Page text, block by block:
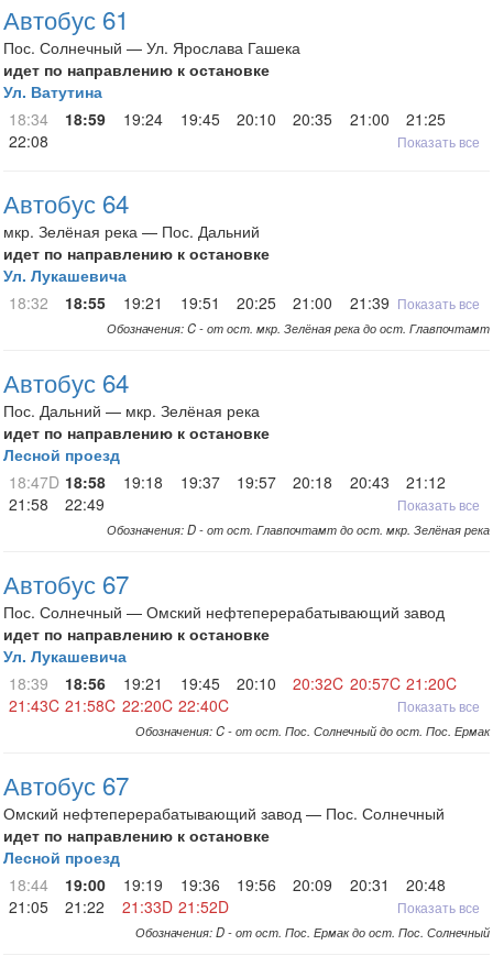
Автобус 61
Пос. Солнечный — Ул. Ярослава Гашека
идет по направлению к остановке
Ул. Ватутина
18:34
18:59 19:24 19:45 20:10 20:35 21:00
21:25
22:08
Показать все
Автобус 64
мкр. Зелёная река — Пос. Дальний
идет по направлению к остановке
Ул. Лукашевича
18:32
18:55 19:21 19:51 20:25 21:00 21:39 Показать все
Обозначения: C - от ост. мкр. Зелёная река до ост. Главпочтамт
Автобус 64
Пос. Дальний — мкр. Зелёная река
идет по направлению к остановке
Лесной проезд
18:47D 18:58 19:18 19:37 19:57 20:18 20:43
21:12
21:58
22:49 Показать все
Обозначения: D - от ост. Главпочтамт до ост. мкр. Зелёная река
Автобус 67
Пос. Солнечный — Омский нефтеперерабатывающий завод
идет по направлению к остановке
Ул. Лукашевича
18:39
18:56 19:21 19:45 20:10 20:32C 20:57C 21:20C
21:43C 21:58C 22:20C 22:40C Показать все
Обозначения: C - от ост. Пос. Солнечный до ост. Пос. Ермак
Автобус 67
Омский нефтеперерабатывающий завод — Пос. Солнечный
идет по направлению к остановке
Лесной проезд
18:44
19:00 19:19 19:36 19:56 20:09 20:31
20:48
21:05
21:22 21:33D 21:52D Показать все
Обозначения: D - от ост. Пос. Ермак до ост. Пос. Солнечный